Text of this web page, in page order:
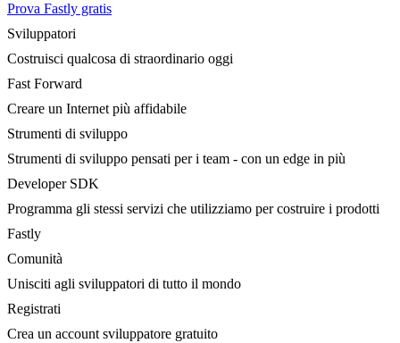
Prova Fastly gratis
Sviluppatori
Costruisci qualcosa di straordinario oggi
Fast Forward
Creare un Internet più affidabile
Strumenti di sviluppo
Strumenti di sviluppo pensati per i team - con un edge in più
Developer SDK
Programma gli stessi servizi che utilizziamo per costruire i prodotti
Fastly
Comunità
Unisciti agli sviluppatori di tutto il mondo
Registrati
Crea un account sviluppatore gratuito